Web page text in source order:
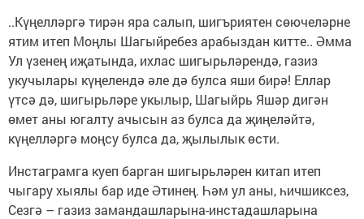
..Күңелләргә тирән яра салып, шигъриятен сөючеләрне
ятим итеп Моңлы Шагыйребез арабыздан китте.. Әмма
Ул үзенең иҗатында, ихлас шигырьләрендә, газиз
укучылары күңелендә әле дә булса яши бирә! Еллар
үтсә дә, шигырьләре укылыр, Шагыйрь Яшәр дигән
өмет аны югалту ачысын аз булса да җиңеләйтә,
күңелләргә моңсу булса да, җылылык өсти.
Инстаграмга куеп барган шигырьләрен китап итеп
чыгару хыялы бар иде Әтинең. Һәм ул аны, һичшиксез,
Сезгә – газиз замандашларына-инстадашларына